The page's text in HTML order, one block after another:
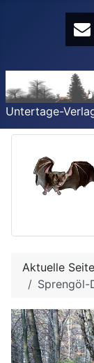
Untertage-
Aktuelle
Sprengöl-